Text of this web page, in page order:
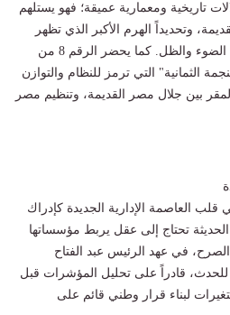
تاريخية ومعمارية عميقة؛ فهو يستلهم
وتحديداً الهرم الأكبر الذي تظهر
قراءته الهندسية ثمانية أوجه مع الضوء والظل. كما يحضر الرقم 8 من
الثمانية" التي ترمز للنظام والتوازن
بين جلال مصر القديمة، وتنظيم مصر
قلب العاصمة الإدارية الجديدة كإدراك
الحديثة تحتاج إلى عقل يربط مؤسساتها
الصرح، في عهد الرئيس عبد الفتاح
للحدث، قادراً على تحليل المؤشرات قبل
لبناء قرار وطني قائم على